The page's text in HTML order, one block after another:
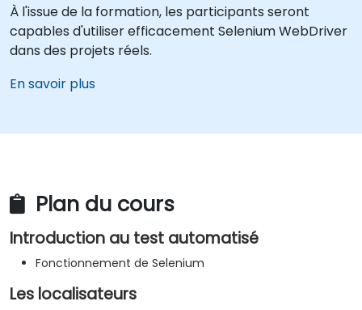
À l'issue de la formation, les participants seront
capables d'utiliser efficacement Selenium WebDriver
dans des projets réels.
En savoir plus
Plan du cours
Introduction au test automatisé
Fonctionnement de Selenium
Les localisateurs